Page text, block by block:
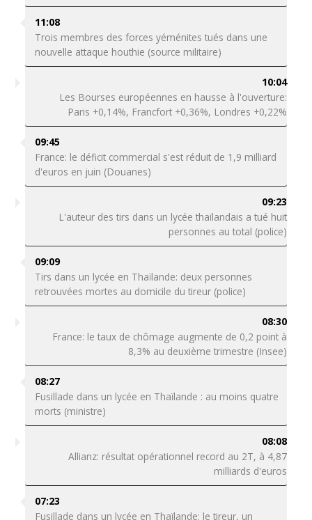
11:08
Trois membres des forces yéménites tués dans une
nouvelle attaque houthie (source militaire)
10:04
Les Bourses européennes en hausse à l'ouverture:
Paris +0,14%, Francfort +0,36%, Londres +0,22%
09:45
France: le déficit commercial s'est réduit de 1,9 milliard
d'euros en juin (Douanes)
09:23
L'auteur des tirs dans un lycée thaïlandais a tué huit
personnes au total (police)
09:09
Tirs dans un lycée en Thaïlande: deux personnes
retrouvées mortes au domicile du tireur (police)
08:30
France: le taux de chômage augmente de 0,2 point à
8,3% au deuxième trimestre (Insee)
08:27
Fusillade dans un lycée en Thaïlande : au moins quatre
morts (ministre)
08:08
Allianz: résultat opérationnel record au 2T, à 4,87
milliards d'euros
07:23
Fusillade dans un lycée en Thaïlande: le tireur, un